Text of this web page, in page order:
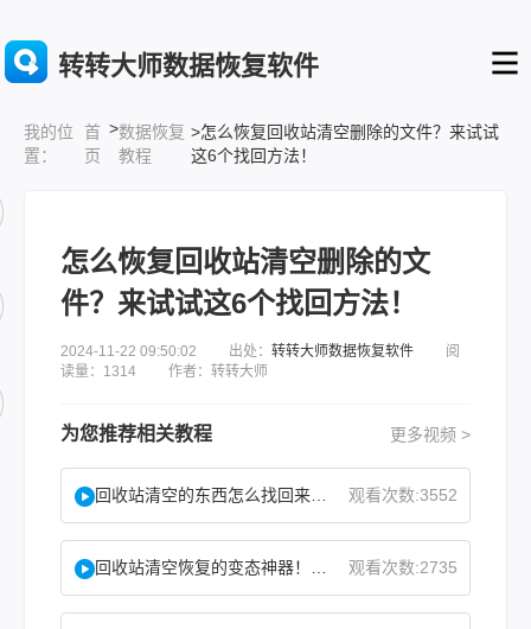
转转大师数据恢复软件
我的位
置：
首
页
>数据恢复
教程
>怎么恢复回收站清空删除的文件？来试试
这6个找回方法！
怎么恢复回收站清空删除的文
件？来试试这6个找回方法！
2024-11-22 09:50:02 出处： 转转大师数据恢复软件 阅
读量：1314 作者：转转大师
为您推荐相关教程 更多视频 >
观看次数:3552
观看次数:2735